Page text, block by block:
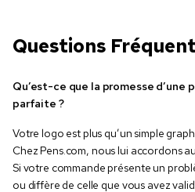
Questions
Qu’est-ce que la promesse d’une
parfaite ?
Votre logo est plus qu’un simple
Chez Pens.com, nous lui accordons
Si votre commande présente un
ou diffère de celle que vous avez